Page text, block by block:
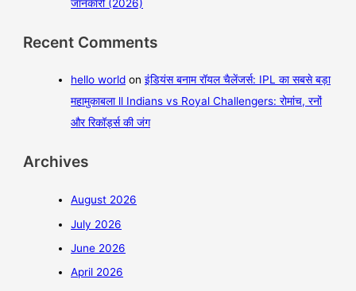
जानकारी (2026)
Recent Comments
hello world onइंडियंस बनाम रॉयल चैलेंजर्स: IPL का सबसे बड़ा
महामुकाबला ll Indians vs Royal Challengers: रोमांच, रनों
और रिकॉर्ड्स की जंग
Archives
August 2026
July 2026
June 2026
April 2026